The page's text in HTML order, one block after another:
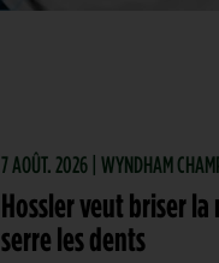
7 AOÛT. 2026 | WYNDHAM
Hossler veut briser
serre les dents